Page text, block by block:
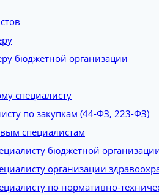
бюджетной организации
специалисту
по закупкам (44-ФЗ, 223-ФЗ)
специалистам
бюджетной
организации
по нормативно-